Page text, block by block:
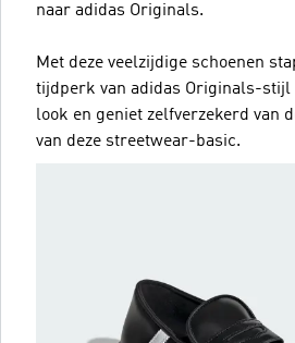
naar adidas Originals.
Met deze veelzijdige schoenen
tijdperk van adidas Originals-stijl
look en geniet zelfverzekerd van
van deze streetwear-basic.